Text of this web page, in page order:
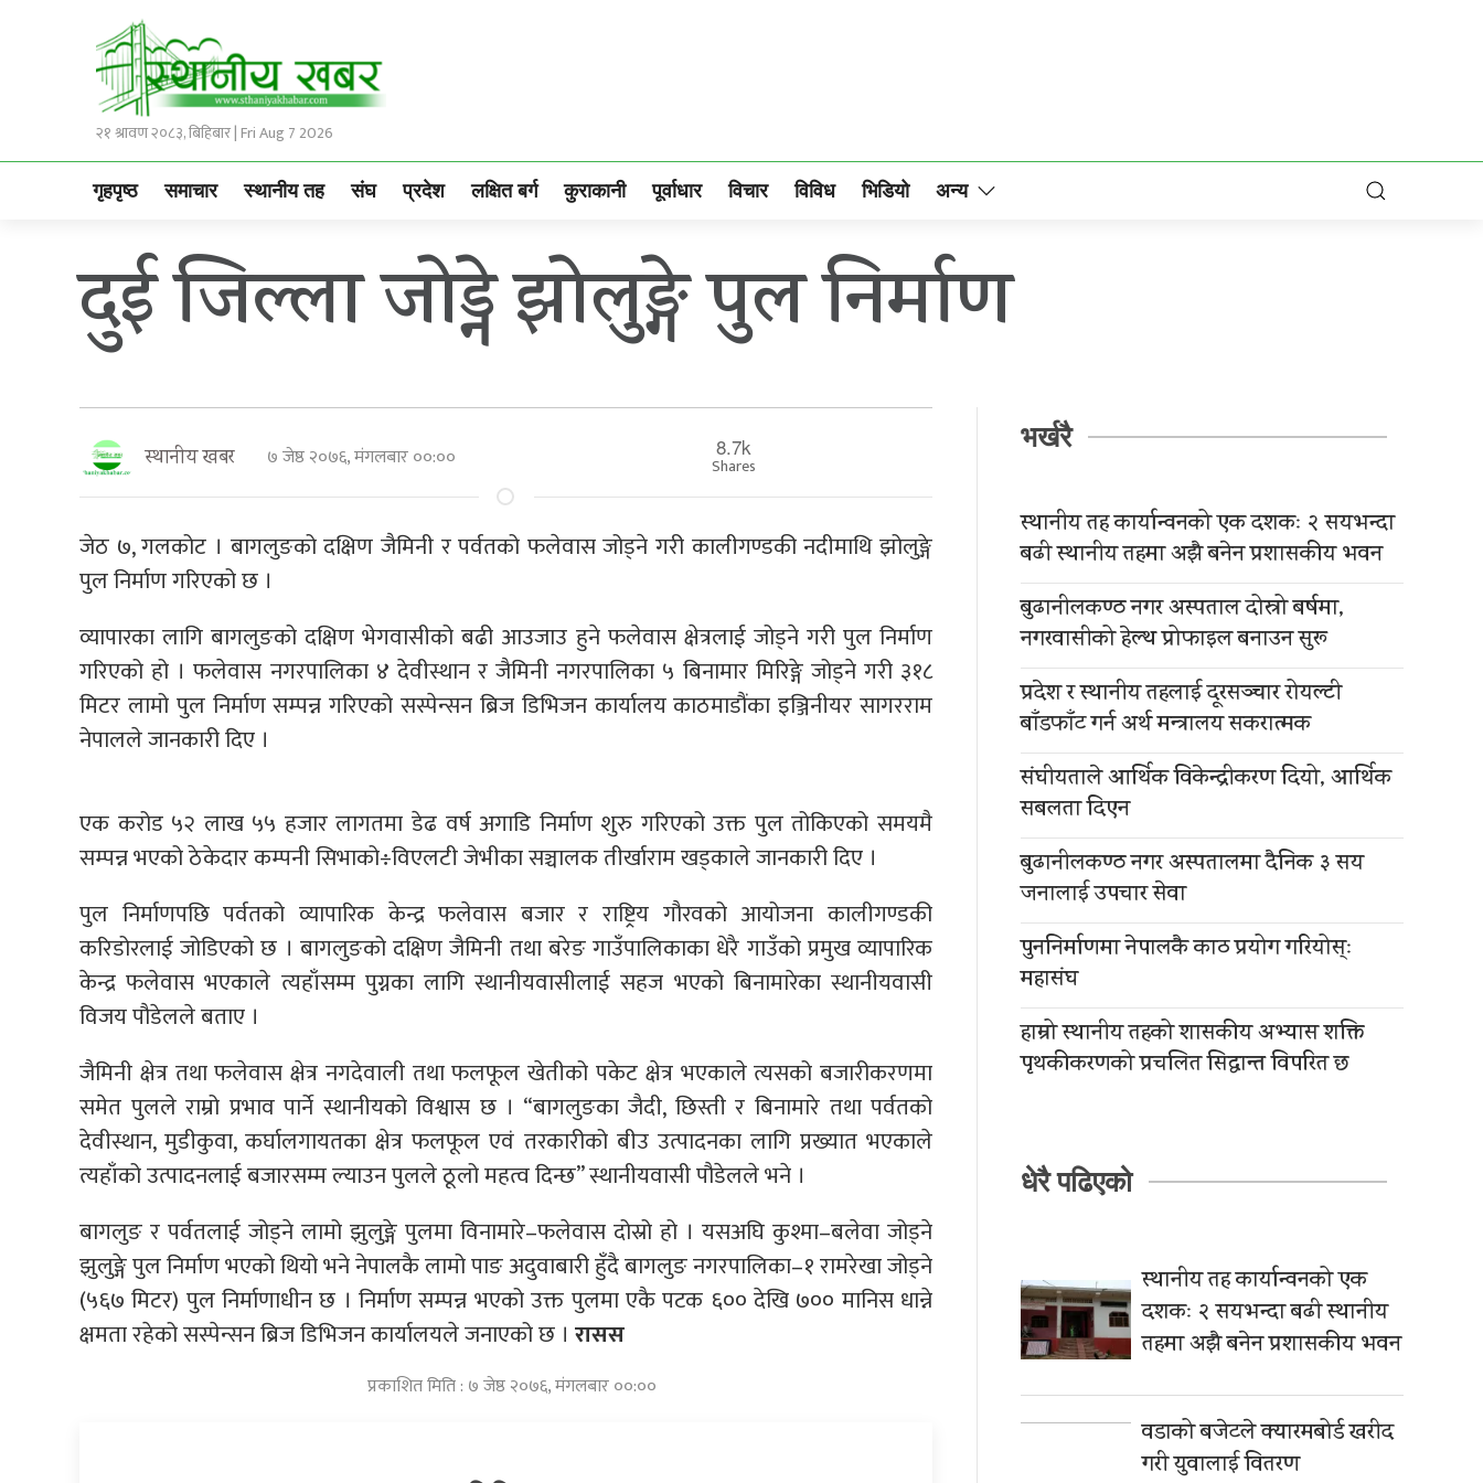
२१ श्रावण २०८३, बिहिबार | Fri Aug 7 2026
गृहपृष्ठ समाचार स्थानीय तह संघ प्रदेश लक्षित बर्ग कुराकानी पूर्वाधार विचार विविध भिडियो अन्य
दुई जिल्ला जोड्ने झोलुङ्गे पुल निर्माण
स्थानीय खबर ७ जेष्ठ २०७६, मंगलबार ००:०० 8.7k
Shares
जेठ ७, गलकोट । बागलुङको दक्षिण जैमिनी र पर्वतको फलेवास जोड्ने गरी कालीगण्डकी नदीमाथि झोलुङ्गे
पुल निर्माण गरिएको छ ।
व्यापारका लागि बागलुङको दक्षिण भेगवासीको बढी आउजाउ हुने फलेवास क्षेत्रलाई जोड्ने गरी पुल निर्माण
गरिएको हो । फलेवास नगरपालिका ४ देवीस्थान र जैमिनी नगरपालिका ५ बिनामार मिरिङ्गे जोड्ने गरी ३१८
मिटर लामो पुल निर्माण सम्पन्न गरिएको सस्पेन्सन ब्रिज डिभिजन कार्यालय काठमाडौंका इञ्जिनीयर सागरराम
नेपालले जानकारी दिए ।
एक करोड ५२ लाख ५५ हजार लागतमा डेढ वर्ष अगाडि निर्माण शुरु गरिएको उक्त पुल तोकिएको समयमै
सम्पन्न भएको ठेकेदार कम्पनी सिभाको÷विएलटी जेभीका सञ्चालक तीर्खाराम खड्काले जानकारी दिए ।
पुल निर्माणपछि पर्वतको व्यापारिक केन्द्र फलेवास बजार र राष्ट्रिय गौरवको आयोजना कालीगण्डकी
करिडोरलाई जोडिएको छ । बागलुङको दक्षिण जैमिनी तथा बरेङ गाउँपालिकाका धेरै गाउँको प्रमुख व्यापारिक
केन्द्र फलेवास भएकाले त्यहाँसम्म पुग्नका लागि स्थानीयवासीलाई सहज भएको बिनामारेका स्थानीयवासी
विजय पौडेलले बताए ।
जैमिनी क्षेत्र तथा फलेवास क्षेत्र नगदेवाली तथा फलफूल खेतीको पकेट क्षेत्र भएकाले त्यसको बजारीकरणमा
समेत पुलले राम्रो प्रभाव पार्ने स्थानीयको विश्वास छ । “बागलुङका जैदी, छिस्ती र बिनामारे तथा पर्वतको
देवीस्थान, मुडीकुवा, कर्घालगायतका क्षेत्र फलफूल एवं तरकारीको बीउ उत्पादनका लागि प्रख्यात भएकाले
त्यहाँको उत्पादनलाई बजारसम्म ल्याउन पुलले ठूलो महत्व दिन्छ” स्थानीयवासी पौडेलले भने ।
बागलुङ र पर्वतलाई जोड्ने लामो झुलुङ्गे पुलमा विनामारे–फलेवास दोस्रो हो । यसअघि कुश्मा–बलेवा जोड्ने
झुलुङ्गे पुल निर्माण भएको थियो भने नेपालकै लामो पाङ अदुवाबारी हुँदै बागलुङ नगरपालिका–१ रामरेखा जोड्ने
(५६७ मिटर) पुल निर्माणाधीन छ । निर्माण सम्पन्न भएको उक्त पुलमा एकै पटक ६०० देखि ७०० मानिस धान्ने
क्षमता रहेको सस्पेन्सन ब्रिज डिभिजन कार्यालयले जनाएको छ । रासस
प्रकाशित मिति : ७ जेष्ठ २०७६, मंगलबार ००:००
भर्खरै
स्थानीय तह कार्यान्वनको एक दशकः २ सयभन्दा
बढी स्थानीय तहमा अझै बनेन प्रशासकीय भवन
बुढानीलकण्ठ नगर अस्पताल दोस्रो बर्षमा,
नगरवासीको हेल्थ प्रोफाइल बनाउन सुरू
प्रदेश र स्थानीय तहलाई दूरसञ्चार रोयल्टी
बाँडफाँट गर्न अर्थ मन्त्रालय सकरात्मक
संघीयताले आर्थिक विकेन्द्रीकरण दियो, आर्थिक
सबलता दिएन
बुढानीलकण्ठ नगर अस्पतालमा दैनिक ३ सय
जनालाई उपचार सेवा
पुननिर्माणमा नेपालकै काठ प्रयोग गरियोस्ः
महासंघ
हाम्रो स्थानीय तहको शासकीय अभ्यास शक्ति
पृथकीकरणको प्रचलित सिद्धान्त विपरित छ
धेरै पढिएको
स्थानीय तह कार्यान्वनको एक
दशकः २ सयभन्दा बढी स्थानीय
तहमा अझै बनेन प्रशासकीय भवन
वडाको बजेटले क्यारमबोर्ड खरीद
गरी युवालाई वितरण